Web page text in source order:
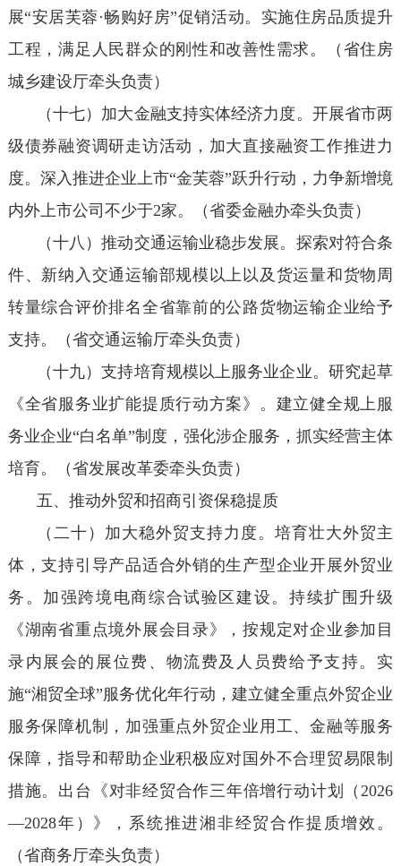
展“安居芙蓉·畅购好房”促销活动。实施住房品质提升
工程，满足人民群众的刚性和改善性需求。（省住房
城乡建设厅牵头负责）
（十七）加大金融支持实体经济力度。开展省市两
级债券融资调研走访活动，加大直接融资工作推进力
度。深入推进企业上市“金芙蓉”跃升行动，力争新增境
内外上市公司不少于2家。（省委金融办牵头负责）
（十八）推动交通运输业稳步发展。探索对符合条
件、新纳入交通运输部规模以上以及货运量和货物周
转量综合评价排名全省靠前的公路货物运输企业给予
支持。（省交通运输厅牵头负责）
（十九）支持培育规模以上服务业企业。研究起草
《全省服务业扩能提质行动方案》。建立健全规上服
务业企业“白名单”制度，强化涉企服务，抓实经营主体
培育。（省发展改革委牵头负责）
五、推动外贸和招商引资保稳提质
（二十）加大稳外贸支持力度。培育壮大外贸主
体，支持引导产品适合外销的生产型企业开展外贸业
务。加强跨境电商综合试验区建设。持续扩围升级
《湖南省重点境外展会目录》，按规定对企业参加目
录内展会的展位费、物流费及人员费给予支持。实
施“湘贸全球”服务优化年行动，建立健全重点外贸企业
服务保障机制，加强重点外贸企业用工、金融等服务
保障，指导和帮助企业积极应对国外不合理贸易限制
措施。出台《对非经贸合作三年倍增行动计划（2026
—2028年）》，系统推进湘非经贸合作提质增效。
（省商务厅牵头负责）